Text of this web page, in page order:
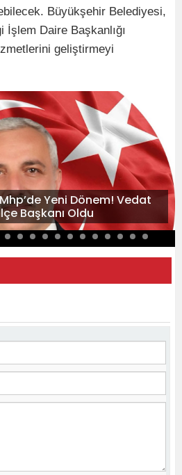
Büyükşehir Belediyesi,
İşlem Daire Başkanlığı
geliştirmeyi
Yeni Dönem! Vedat
Başkanı Oldu